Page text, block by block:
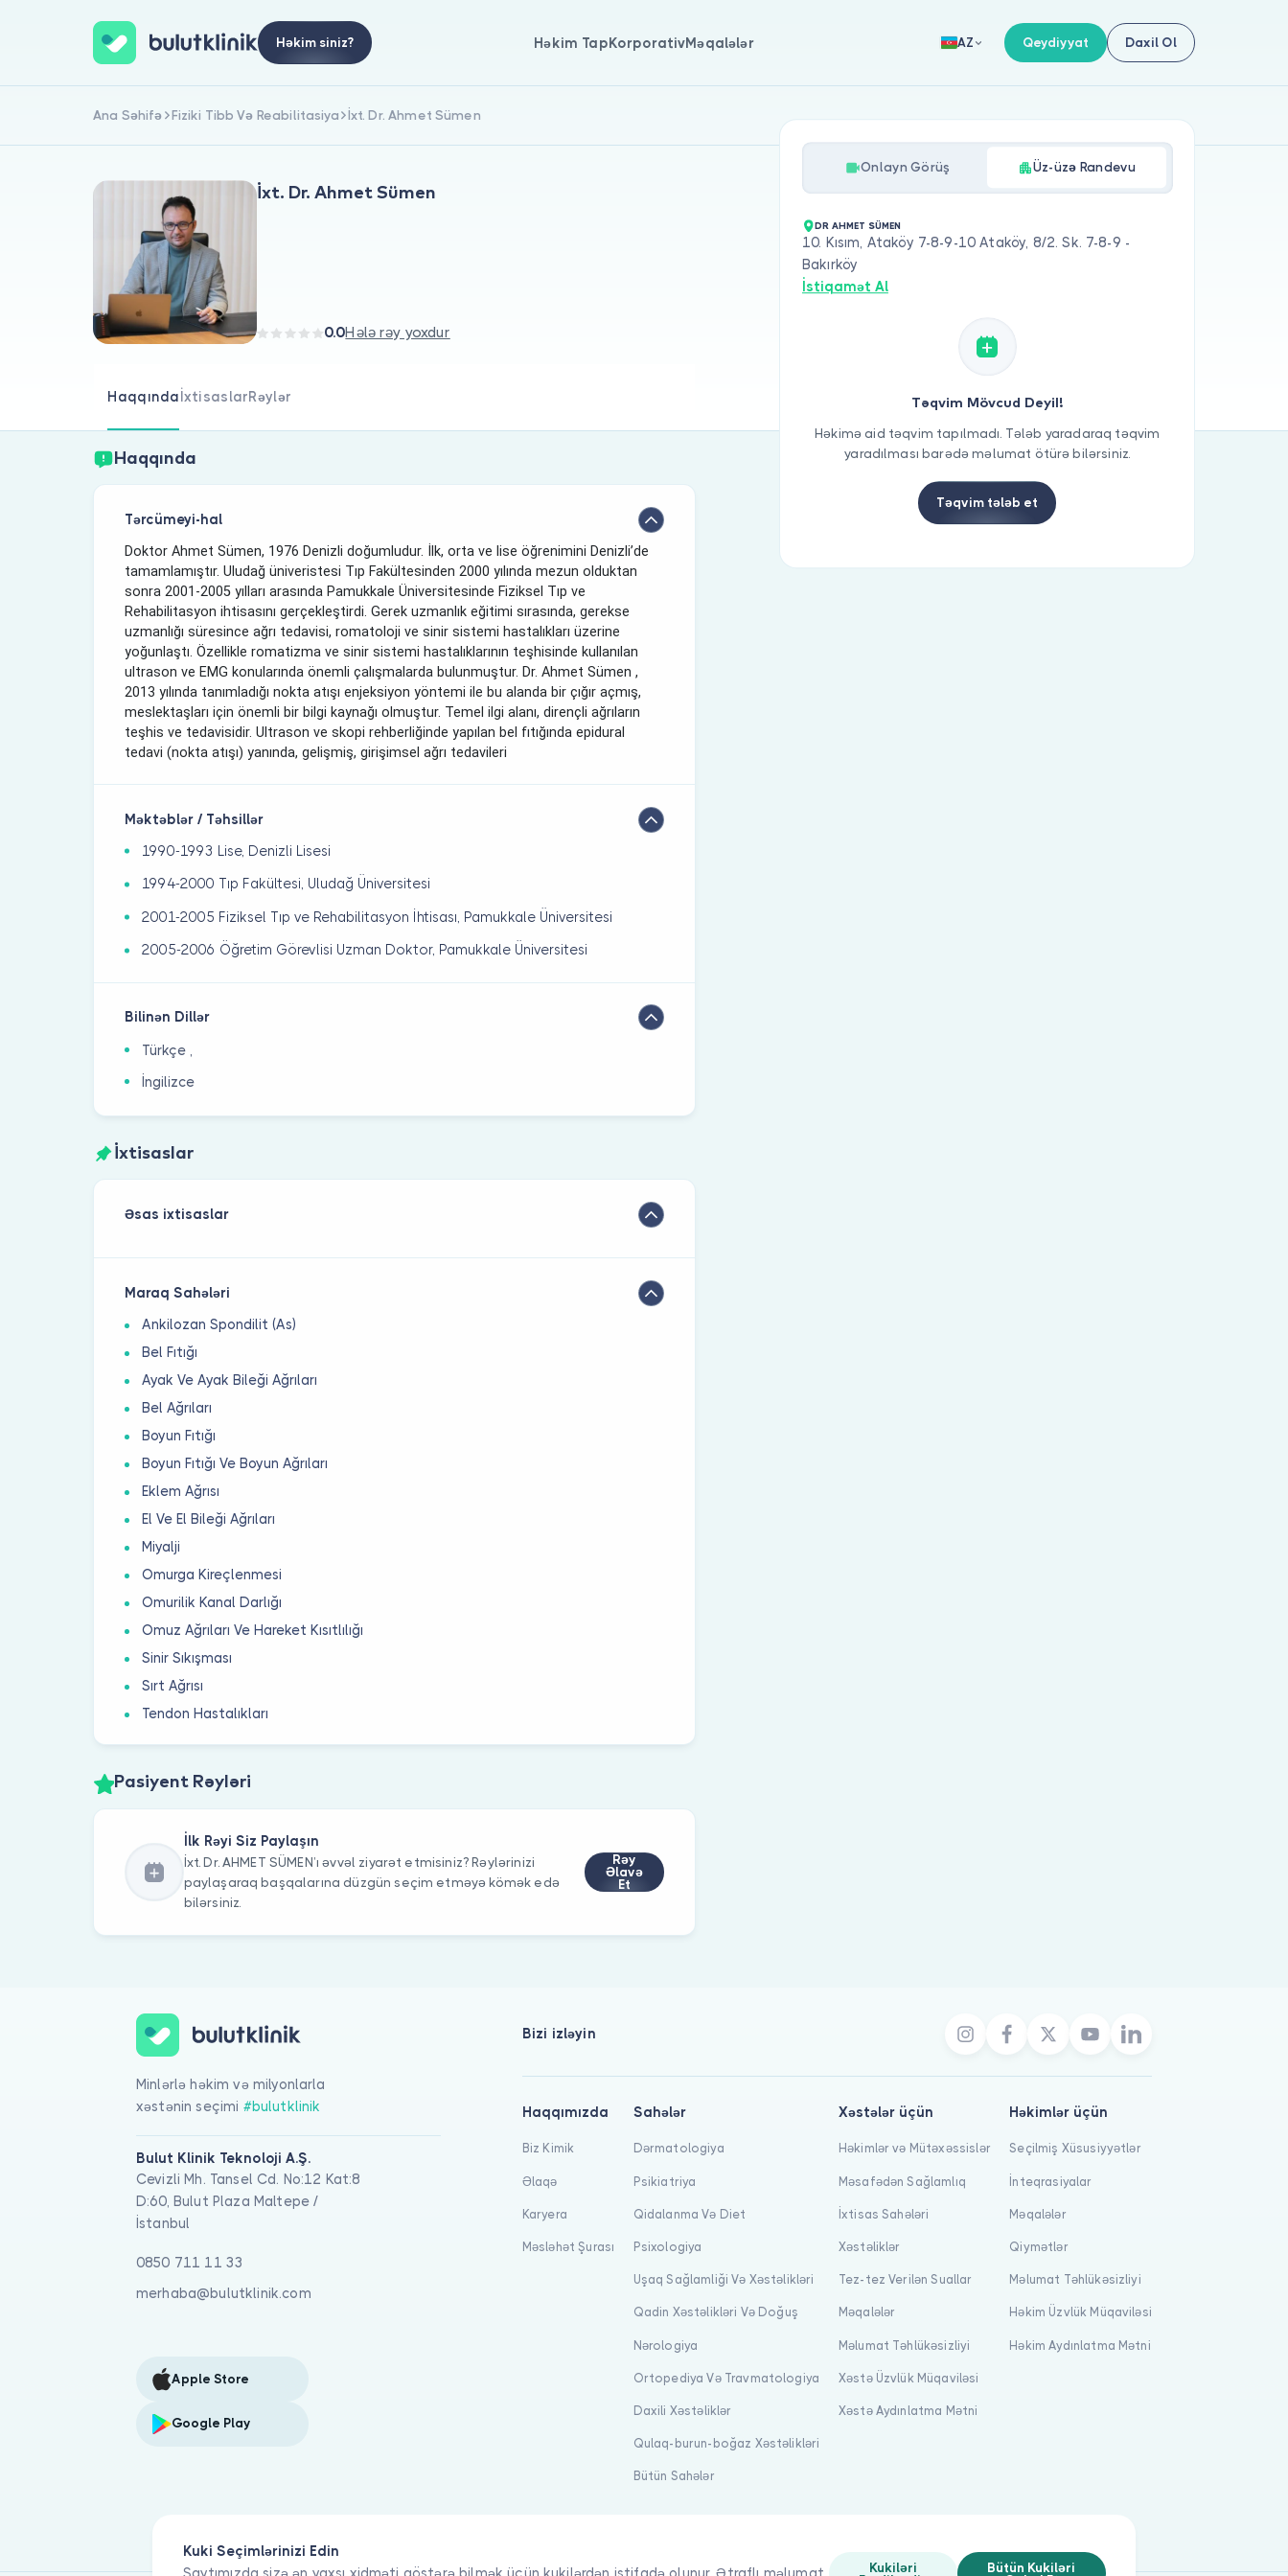
Həkim siniz? Həkim TapKorporativMəqalələr AZ Qeydiyyat Daxil Ol
Ana Səhifə Fiziki Tibb Və Reabilitasiya İxt. Dr. Ahmet Sümen
İxt. Dr. Ahmet Sümen
0.0Hələ rəy yoxdur
Haqqında İxtisaslarRəylər
Haqqında
Tərcümeyi-hal
Doktor Ahmet Sümen, 1976 Denizli doğumludur. İlk, orta ve lise öğrenimini Denizli’de
tamamlamıştır. Uludağ üniveristesi Tıp Fakültesinden 2000 yılında mezun olduktan
sonra 2001-2005 yılları arasında Pamukkale Üniversitesinde Fiziksel Tıp ve
Rehabilitasyon ihtisasını gerçekleştirdi. Gerek uzmanlık eğitimi sırasında, gerekse
uzmanlığı süresince ağrı tedavisi, romatoloji ve sinir sistemi hastalıkları üzerine
yoğunlaştı. Özellikle romatizma ve sinir sistemi hastalıklarının teşhisinde kullanılan
ultrason ve EMG konularında önemli çalışmalarda bulunmuştur. Dr. Ahmet Sümen ,
2013 yılında tanımladığı nokta atışı enjeksiyon yöntemi ile bu alanda bir çığır açmış,
meslektaşları için önemli bir bilgi kaynağı olmuştur. Temel ilgi alanı, dirençli ağrıların
teşhis ve tedavisidir. Ultrason ve skopi rehberliğinde yapılan bel fıtığında epidural
tedavi (nokta atışı) yanında, gelişmiş, girişimsel ağrı tedavileri
Məktəblər / Təhsillər
1990-1993 Lise, Denizli Lisesi
1994-2000 Tıp Fakültesi, Uludağ Üniversitesi
2001-2005 Fiziksel Tıp ve Rehabilitasyon İhtisası, Pamukkale Üniversitesi
2005-2006 Öğretim Görevlisi Uzman Doktor, Pamukkale Üniversitesi
Bilinən Dillər
Türkçe ,
İngilizce
İxtisaslar
Əsas ixtisaslar
Maraq Sahələri
Ankilozan Spondilit (As)
Bel Fıtığı
Ayak Ve Ayak Bileği Ağrıları
Bel Ağrıları
Boyun Fıtığı
Boyun Fıtığı Ve Boyun Ağrıları
Eklem Ağrısı
El Ve El Bileği Ağrıları
Miyalji
Omurga Kireçlenmesi
Omurilik Kanal Darlığı
Omuz Ağrıları Ve Hareket Kısıtlılığı
Sinir Sıkışması
Sırt Ağrısı
Tendon Hastalıkları
Pasiyent Rəyləri
İlk Rəyi Siz Paylaşın
İxt. Dr. AHMET SÜMEN’ı əvvəl ziyarət etmisiniz? Rəylərinizi
paylaşaraq başqalarına düzgün seçim etməyə kömək edə
bilərsiniz.
Rəy
Əlavə
Et
Onlayn Görüş Üz-üzə Randevu
DR AHMET SÜMEN
10. Kısım, Ataköy 7-8-9-10 Ataköy, 8/2. Sk. 7-8-9 -
Bakırköy
İstiqamət Al
Təqvim Mövcud Deyil!
Həkimə aid təqvim tapılmadı. Tələb yaradaraq təqvim
yaradılması barədə məlumat ötürə bilərsiniz.
Təqvim tələb et
Kuki Seçimlərinizi Edin
Kukiləri
Bütün Kukiləri
Minlərlə həkim və milyonlarla
xəstənin seçimi #bulutklinik
Bulut Klinik Teknoloji A.Ş.
Cevizli Mh. Tansel Cd. No:12 Kat:8
D:60, Bulut Plaza Maltepe /
İstanbul
0850 711 11 33
merhaba@bulutklinik.com
Apple Store
Google Play
Bizi izləyin
Haqqımızda
Biz Kimik
Əlaqə
Karyera
Məsləhət Şurası
Sahələr
Dərmatologiya
Psikiatriya
Qidalanma Və Diet
Psixologiya
Uşaq Sağlamliği Və Xəstəlikləri
Qadin Xəstəlikləri Və Doğuş
Nərologiya
Ortopediya Və Travmatologiya
Daxili Xəstəliklər
Qulaq-burun-boğaz Xəstəlikləri
Bütün Sahələr
Xəstələr üçün
Həkimlər və Mütəxəssislər
Məsafədən Sağlamlıq
İxtisas Sahələri
Xəstəliklər
Tez-tez Verilən Suallar
Məqalələr
Məlumat Təhlükəsizliyi
Xəstə Üzvlük Müqaviləsi
Xəstə Aydınlatma Mətni
Həkimlər üçün
Seçilmiş Xüsusiyyətlər
İnteqrasiyalar
Məqalələr
Qiymətlər
Məlumat Təhlükəsizliyi
Həkim Üzvlük Müqaviləsi
Həkim Aydınlatma Mətni